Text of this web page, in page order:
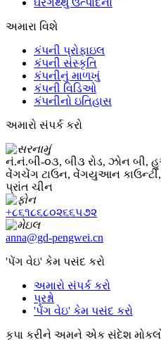
ઘરગથ્થુ ઉત્પાદનો
અમારા વિશે
કંપની પ્રોફાઇલ
કંપની સંસ્કૃતિ
કંપનીનું માળખું
કંપની વિડિઓ
કંપનીનો ઇતિહાસ
અમારો સંપર્ક કરો
નં.નં.બી-૦૩, બી૩ રોડ, ઝોન બી,
વેંગચેંગ ટાઉન, વેંગયુઆન
પ્રાંત ચીન
+૮૬૧૮૬૮૦૨૬૬૫૭૨
anna@gd-pengwei.cn
'પેંગ વેઇ' કેમ પસંદ કરો
અમારો સંપર્ક કરો
પ્રશ્નો
'પેંગ વેઇ' કેમ પસંદ કરો
કૃપા કરીને અમને એક સંદેશ